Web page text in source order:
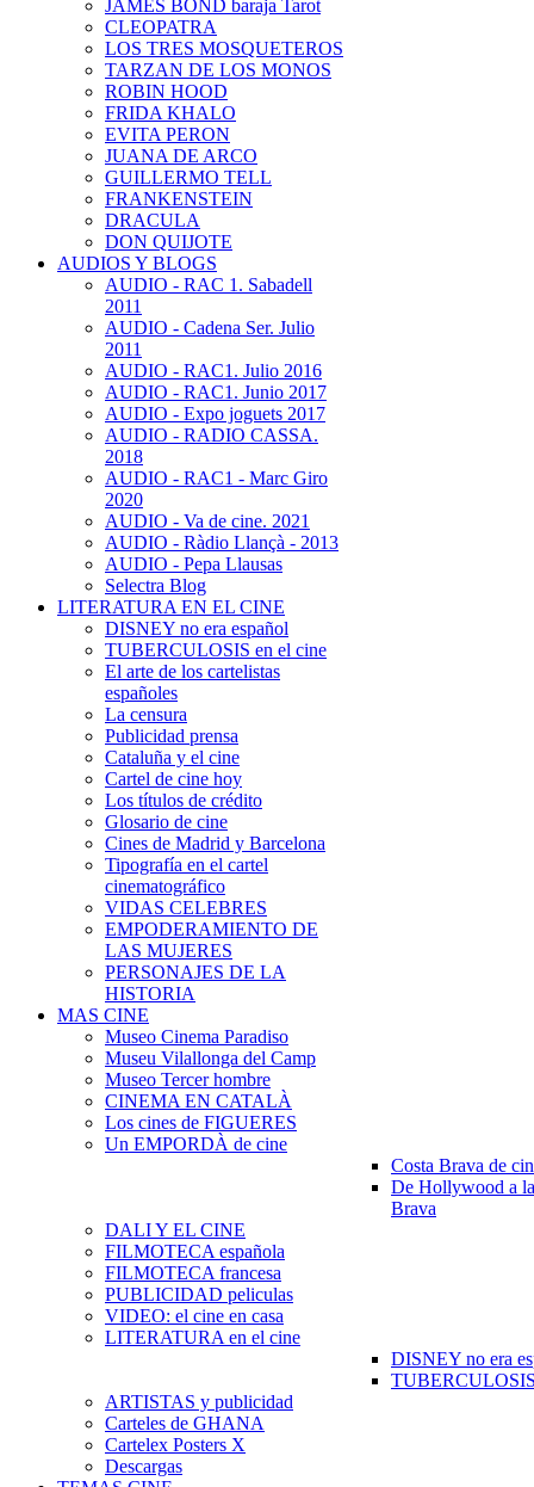
JAMES BOND baraja Tarot
CLEOPATRA
LOS TRES MOSQUETEROS
TARZAN DE LOS MONOS
ROBIN HOOD
FRIDA KHALO
EVITA PERON
JUANA DE ARCO
GUILLERMO TELL
FRANKENSTEIN
DRACULA
DON QUIJOTE
AUDIOS Y BLOGS
AUDIO - RAC 1. Sabadell
2011
AUDIO - Cadena Ser. Julio
2011
AUDIO - RAC1. Julio 2016
AUDIO - RAC1. Junio 2017
AUDIO - Expo joguets 2017
AUDIO - RADIO CASSA.
2018
AUDIO - RAC1 - Marc Giro
2020
AUDIO - Va de cine. 2021
AUDIO - Ràdio Llançà - 2013
AUDIO - Pepa Llausas
Selectra Blog
LITERATURA EN EL CINE
DISNEY no era español
TUBERCULOSIS en el cine
El arte de los cartelistas
españoles
La censura
Publicidad prensa
Cataluña y el cine
Cartel de cine hoy
Los títulos de crédito
Glosario de cine
Cines de Madrid y Barcelona
Tipografía en el cartel
cinematográfico
VIDAS CELEBRES
EMPODERAMIENTO DE
LAS MUJERES
PERSONAJES DE LA
HISTORIA
MAS CINE
Museo Cinema Paradiso
Museu Vilallonga del Camp
Museo Tercer hombre
CINEMA EN CATALÀ
Los cines de FIGUERES
Un EMPORDÀ de cine
Costa Brava de
De Hollywood a
Brava
DALI Y EL CINE
FILMOTECA española
FILMOTECA francesa
PUBLICIDAD peliculas
VIDEO: el cine en casa
LITERATURA en el cine
DISNEY no era
ARTISTAS y publicidad
Carteles de GHANA
Cartelex Posters X
Descargas